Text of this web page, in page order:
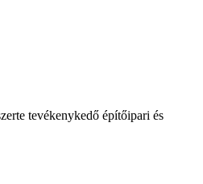
tevékenykedő építőipari és